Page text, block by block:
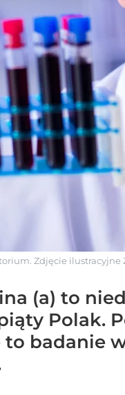
Zdjęcie ilustracyjne
(a) to
Polak.
to badanie